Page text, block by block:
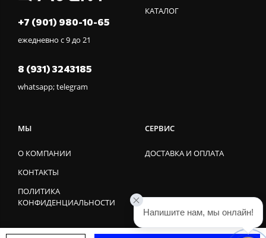
+7 (901) 980-10-65
ежедневно с 9 до 21
8 (931) 3243185
whatsapp; telegram
КАТАЛОГ
МЫ
О КОМПАНИИ
КОНТАКТЫ
ПОЛИТИКА
КОНФИДЕНЦИАЛЬНОСТИ
СЕРВИС
ДОСТАВКА И ОПЛАТА
Напишите нам, мы онлайн!